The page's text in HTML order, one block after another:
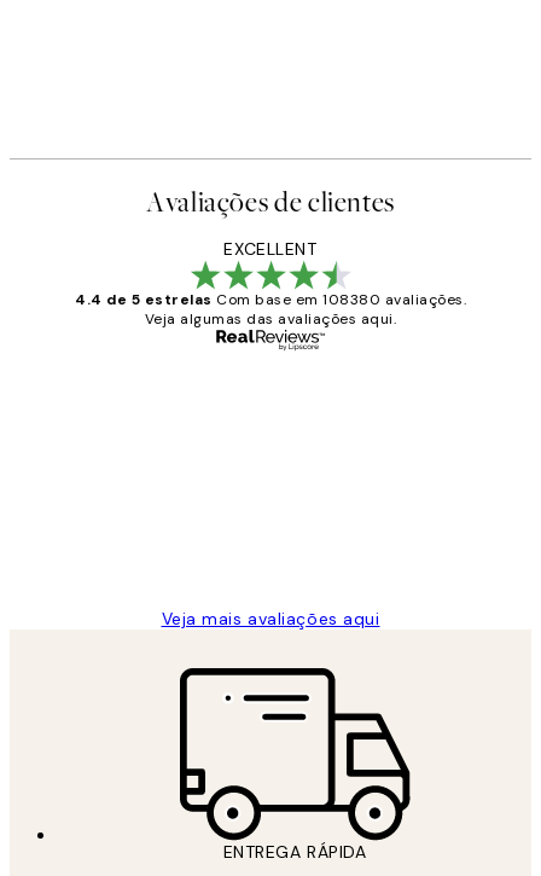
Avaliações de clientes
EXCELLENT
4.4 de 5 estrelas Com base em 108380 avaliações.
Veja algumas das avaliações aqui.
Veja mais avaliações aqui
ENTREGA RÁPIDA